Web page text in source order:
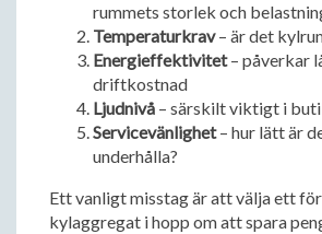
rummets storlek och
Temperaturkrav– är det
Energieffektivitet– påverkar
driftkostnad
Ljudnivå – särskilt viktigt i
Servicevänlighet– hur lätt är
underhålla?
Ett vanligt misstag är att välja ett
kylaggregat i hopp om att spara